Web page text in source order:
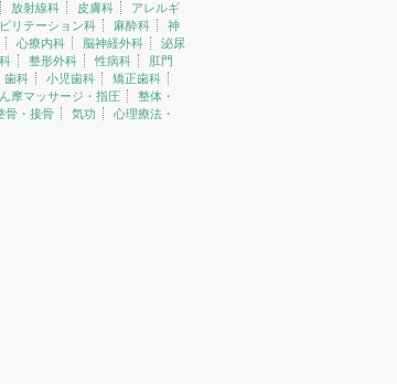
放射線科 皮膚科
アレルギ
リテーション科 麻酔科
神
心療内科 脳神経外科
泌尿
整形外科 性病科
肛門
歯科 小児歯科
矯正歯科
摩マッサージ・指圧
整体・
骨・接骨 気功
心理療法・